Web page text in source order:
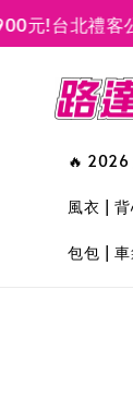
!台北禮客公
🔥 2026
風衣 |
包包 | 車